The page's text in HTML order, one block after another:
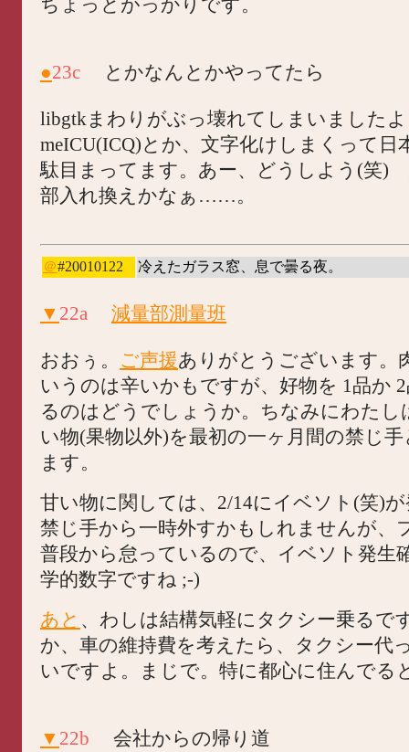
ちょっとがっかりです。
●23c とかなんとかやってたら
libgtkまわりがぶっ壊れてしまいました
meICU(ICQ)とか、文字化けしまくって日
駄目まってます。あー、どうしよう(笑)
部入れ換えかなぁ……。
＠#20010122 冷えたガラス窓、息で曇る夜。
▼ 22a 減量部測量班
おおぅ。 ご声援ありがとうございます。
いうのは辛いかもですが、好物を 1品か
るのはどうでしょうか。ちなみにわたし
い物(果物以外)を最初の一ヶ月間の禁じ
ます。
甘い物に関しては、2/14にイベソト(笑)
禁じ手から一時外すかもしれませんが、
普段から怠っているので、イベソト発生
学的数字ですね ;-)
あと 、わしは結構気軽にタクシー乗るで
か、車の維持費を考えたら、タクシー代
いですよ。まじで。特に都心に住んでる
▼ 22b 会社からの帰り道